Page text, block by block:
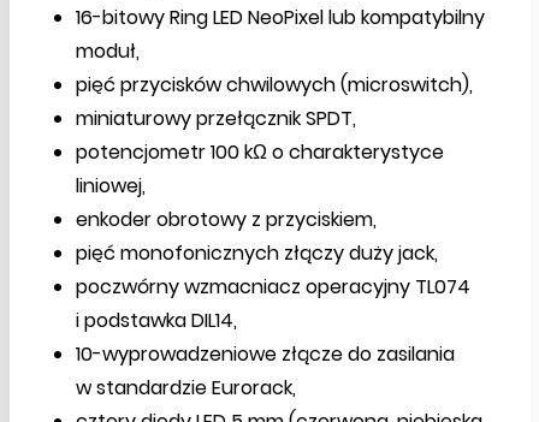
16-bitowy Ring LED NeoPixel lub kompatybilny
moduł,
pięć przycisków chwilowych (microswitch),
miniaturowy przełącznik SPDT,
potencjometr 100 kΩ o charakterystyce
liniowej,
enkoder obrotowy z przyciskiem,
pięć monofonicznych złączy duży jack,
poczwórny wzmacniacz operacyjny TL074
i podstawka DIL14,
10-wyprowadzeniowe złącze do zasilania
w standardzie Eurorack,